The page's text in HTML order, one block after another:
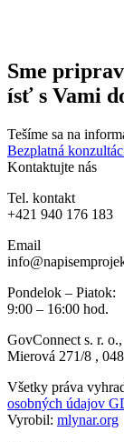
Sme
ísť s Vami
Tešíme sa na
Bezplatná
Kontaktujte nás
Tel. kontakt
+421 940 176 183
Email
Pondelok – Piatok:
9:00 – 16:00 hod.
GovConnect s. r. o.,
Mierová 271/8 ,
Všetky práva
osobných údajov
Vyrobil: mlynar.org